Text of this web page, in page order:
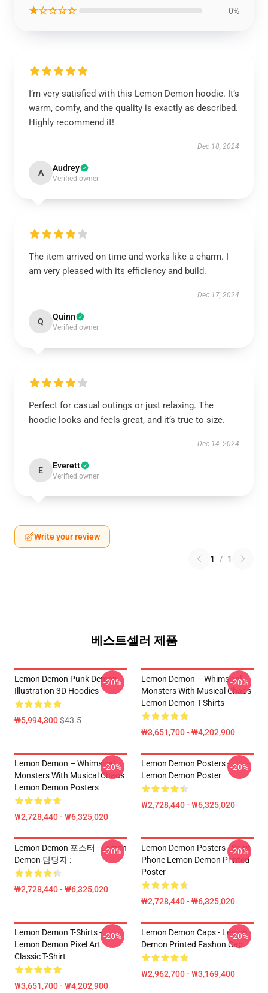
★☆☆☆☆ 0%
I’m very satisfied with this Lemon Demon hoodie. It’s
warm, comfy, and the quality is exactly as described.
Highly recommend it!
Dec 18, 2024
A Audrey
Verified owner
The item arrived on time and works like a charm. I
am very pleased with its efficiency and build.
Dec 17, 2024
Q Quinn
Verified owner
Perfect for casual outings or just relaxing. The
hoodie looks and feels great, and it’s true to size.
Dec 14, 2024
E Everett
Verified owner
Write your review
1 / 1
베스트셀러 제품
Lemon Demon Punk Demon
Illustration 3D Hoodies
₩5,994,300$43.5
-20%
Lemon Demon – Whimsical
Monsters With Musical Chaos
Lemon Demon T-Shirts
₩3,651,700 - ₩4,202,900
-20%
Lemon Demon – Whimsical
Monsters With Musical Chaos
Lemon Demon Posters
₩2,728,440 - ₩6,325,020
-20%
Lemon Demon Posters -
Lemon Demon Poster
₩2,728,440 - ₩6,325,020
-20%
Lemon Demon 포스터 - Lemon
Demon 담당자 :
₩2,728,440 - ₩6,325,020
-20%
Lemon Demon Posters - Spirit
Phone Lemon Demon Printed
Poster
₩2,728,440 - ₩6,325,020
-20%
Lemon Demon T-Shirts -
Lemon Demon Pixel Art
Classic T-Shirt
₩3,651,700 - ₩4,202,900
-20%
Lemon Demon Caps - Lemon
Demon Printed Fashon Cap
₩2,962,700 - ₩3,169,400
-20%